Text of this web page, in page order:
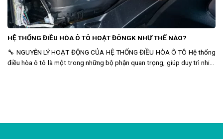
HỆ THỐNG ĐIỀU HÒA Ô TÔ HOẠT ĐÔNGK NHƯ THẾ NÀO?
🔧 NGUYÊN LÝ HOẠT ĐỘNG CỦA HỆ THỐNG ĐIỀU HÒA Ô TÔ Hệ thống
điều hòa ô tô là một trong những bộ phận quan trọng, giúp duy trì nhiệt